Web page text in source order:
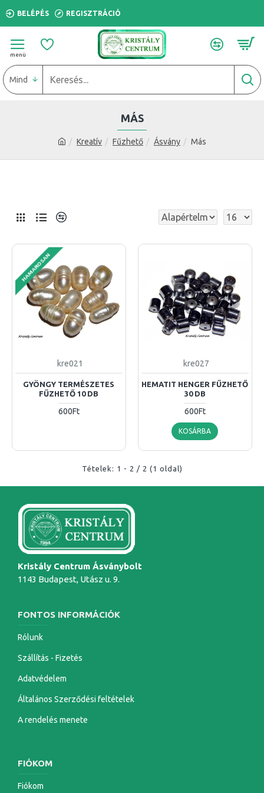
BELÉPÉS REGISZTRÁCIÓ
Mind
Kreatív Fűzhető Ásvány Más
MÁS
HAMAROSAN
kre021
GYÖNGY TERMÉSZETES
FŰZHETŐ 10 DB
600Ft
kre027
HEMATIT HENGER FŰZHETŐ
30 DB
600Ft
KOSÁRBA
Tételek: 1 - 2 / 2 (1 oldal)
Kristály Centrum Ásványbolt
1143 Budapest, Utász u. 9.
FONTOS INFORMÁCIÓK
Rólunk
Szállítás - Fizetés
Adatvédelem
Általános Szerződési feltételek
A rendelés menete
FIÓKOM
Fiókom